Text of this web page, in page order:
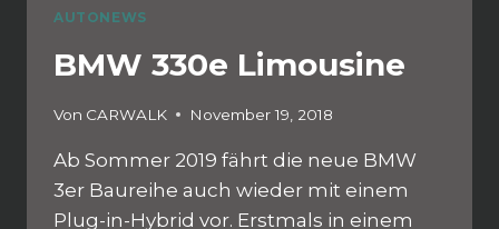
AUTONEWS
BMW 330e Limousine
Von CARWALK November 19, 2018
Ab Sommer 2019 fährt die neue BMW
3er Baureihe auch wieder mit einem
Plug-in-Hybrid vor. Erstmals in einem